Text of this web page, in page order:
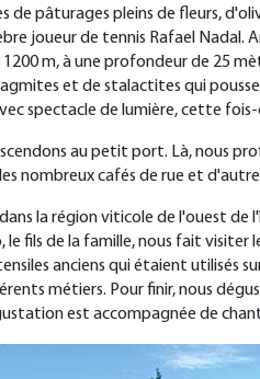
de pâturages pleins de fleurs,
joueur de tennis Rafael
m, à une profondeur de 25
et de stalactites qui
spectacle de lumière, cette
au petit port. Là, nous
nombreux cafés de rue et
la région viticole de l'ouest
fils de la famille, nous fait visiter
anciens qui étaient utilisés
métiers. Pour finir, nous
est accompagnée de